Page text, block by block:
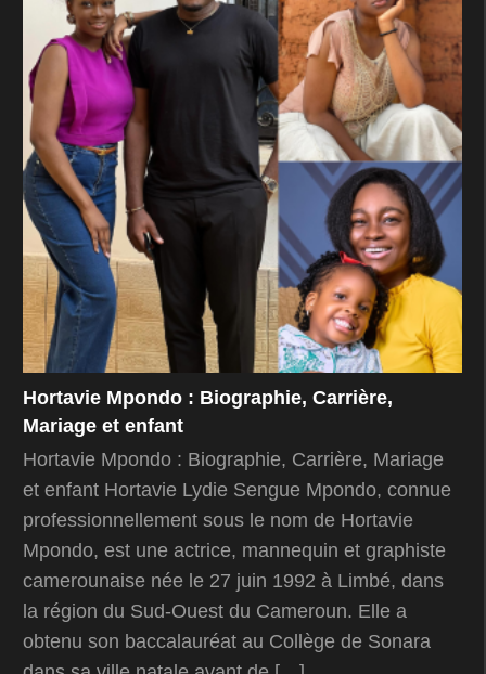
Hortavie Mpondo : Biographie, Carrière,
Mariage et enfant
Hortavie Mpondo : Biographie, Carrière, Mariage
et enfant Hortavie Lydie Sengue Mpondo, connue
professionnellement sous le nom de Hortavie
Mpondo, est une actrice, mannequin et graphiste
camerounaise née le 27 juin 1992 à Limbé, dans
la région du Sud-Ouest du Cameroun. Elle a
obtenu son baccalauréat au Collège de Sonara